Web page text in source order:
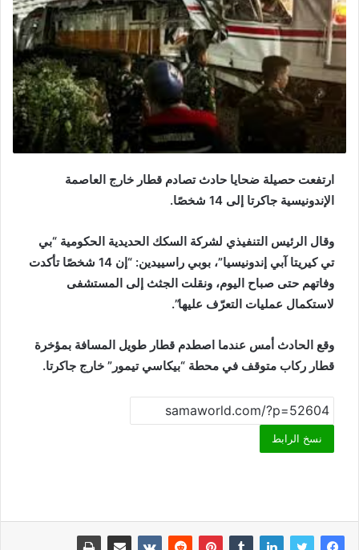
ارتفعت حصيلة ضحايا حادث تصادم قطار خارج العاصمة
الإندونيسية جاكرتا إلى 14 شخصًا.
وقال الرئيس التنفيذي لشركة السكك الحديدية الحكومية “بي
تي كيريتا آبي إندونيسيا”، بوبي راسييدين: “إن 14 شخصًا تأكدت
وفاتهم حتى صباح اليوم، ونقلت الجثث إلى المستشفى
لاستكمال عمليات التعرّف عليها”.
وقع الحادث أمس عندما اصطدم قطار طويل المسافة بمؤخرة
قطار ركاب متوقف في محطة “بيكاسي تيمور” خارج جاكرتا.
نسخ الرابط